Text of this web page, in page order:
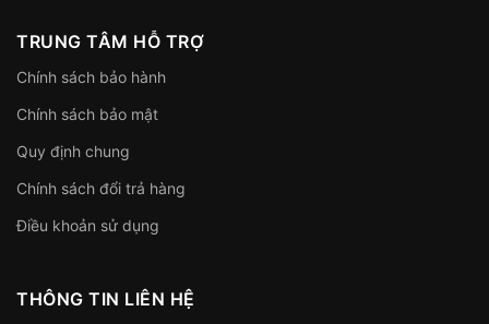
TRUNG TÂM HỖ TRỢ
Chính sách bảo hành
Chính sách bảo mật
Quy định chung
Chính sách đổi trả hàng
Điều khoản sử dụng
THÔNG TIN LIÊN HỆ